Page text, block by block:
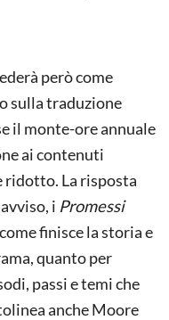
però come
sulla traduzione
il monte-ore annuale
ai contenuti
La risposta
i Promessi
finisce la storia e
quanto per
passi e temi che
anche Moore